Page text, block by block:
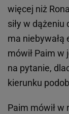
więcej niż
siły w
ma niebywałą
mówił Paim
na pytanie,
kierunku
Paim mówił w